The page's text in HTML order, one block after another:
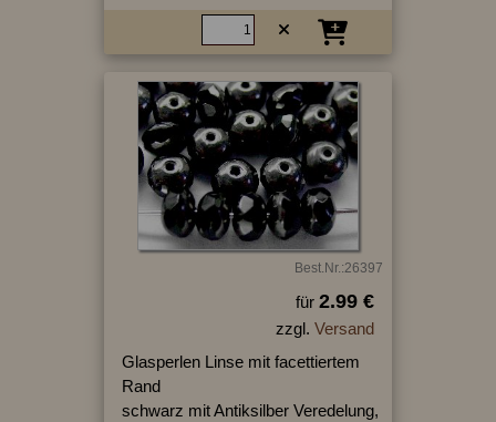
Best.Nr.:26397
für 2.99 €
zzgl. Versand
Glasperlen Linse mit facettiertem
Rand
schwarz mit Antiksilber Veredelung,